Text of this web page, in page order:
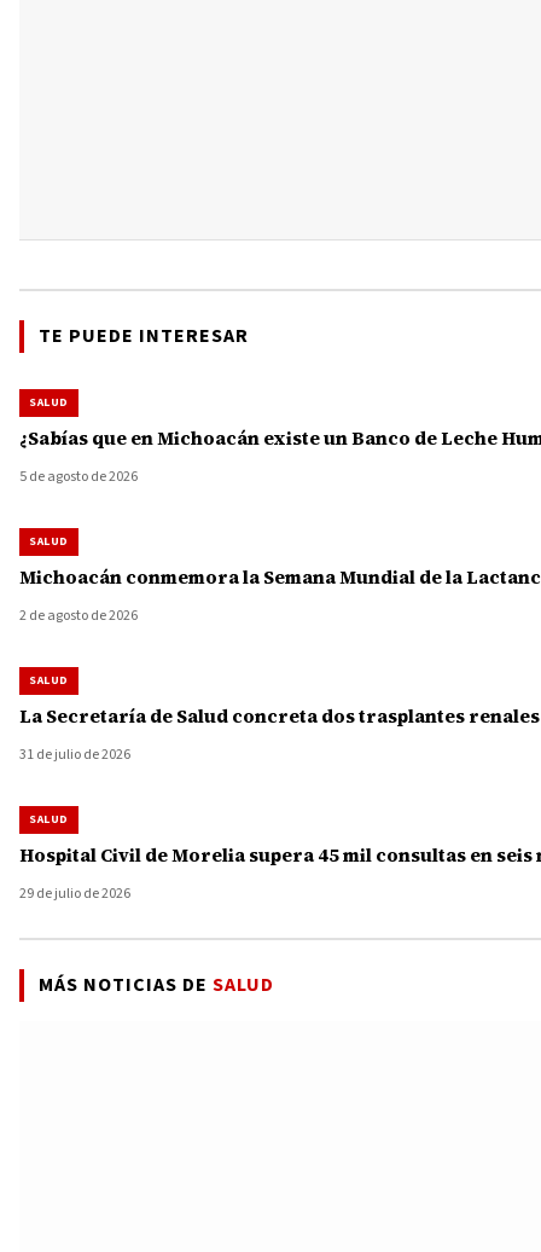
TE PUEDE INTERESAR
SALUD
¿Sabías que en Michoacán existe un Banco de Leche
5 de agosto de 2026
SALUD
Michoacán conmemora la Semana Mundial de la
2 de agosto de 2026
SALUD
La Secretaría de Salud concreta dos trasplantes
31 de julio de 2026
SALUD
Hospital Civil de Morelia supera 45 mil consultas en
29 de julio de 2026
MÁS NOTICIAS DE SALUD